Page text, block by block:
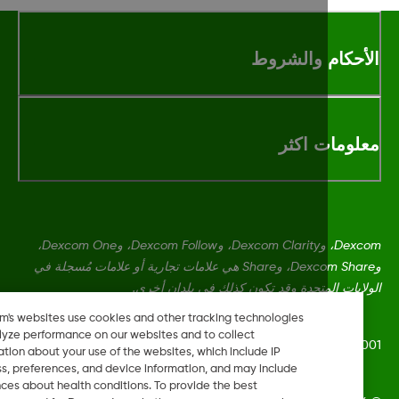
والشروط
اكثر
Dexcom، وDexcom Clarity، وDexcom Follow، وDexcom One،
وDexcom Share، وShare هي علامات تجارية أو علامات مُسجلة في
المتحدة وقد تكون كذلك في بلدان أخرى.
LBL021770
Dexcom's websites use cookies and other tracking technologies
to analyze performance on our websites and to collect
information about your use of the websites, which include IP
address, preferences, and device information, and may include
inferences about health conditions. To provide the best